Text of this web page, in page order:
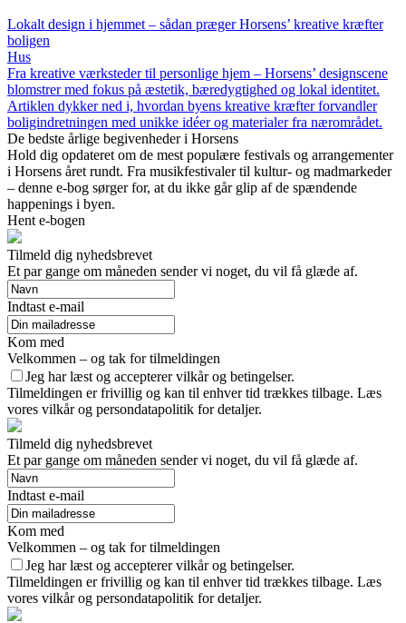
Lokalt design i hjemmet – sådan præger Horsens’ kreative kræfter
boligen
Hus
Fra kreative værksteder til personlige hjem – Horsens’ designscene
blomstrer med fokus på æstetik, bæredygtighed og lokal identitet.
Artiklen dykker ned i, hvordan byens kreative kræfter forvandler
boligindretningen med unikke idéer og materialer fra nærområdet.
De bedste årlige begivenheder i Horsens
Hold dig opdateret om de mest populære festivals og arrangementer
i Horsens året rundt. Fra musikfestivaler til kultur- og madmarkeder
– denne e-bog sørger for, at du ikke går glip af de spændende
happenings i byen.
Hent e-bogen
Tilmeld dig nyhedsbrevet
Et par gange om måneden sender vi noget, du vil få glæde af.
Indtast e-mail
Kom med
Velkommen – og tak for tilmeldingen
Jeg har læst og accepterer vilkår og betingelser.
Tilmeldingen er frivillig og kan til enhver tid trækkes tilbage. Læs
vores vilkår og persondatapolitik for detaljer.
Tilmeld dig nyhedsbrevet
Et par gange om måneden sender vi noget, du vil få glæde af.
Indtast e-mail
Kom med
Velkommen – og tak for tilmeldingen
Jeg har læst og accepterer vilkår og betingelser.
Tilmeldingen er frivillig og kan til enhver tid trækkes tilbage. Læs
vores vilkår og persondatapolitik for detaljer.